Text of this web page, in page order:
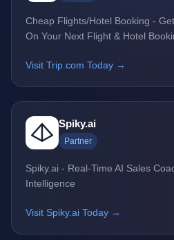
Cheap Flights/Hotel Booking -
On Your Next Flight & Hotel
Visit Trip.com Today →
Spiky.ai
Partner
Spiky.ai - Real-Time AI Sales
Intelligence
Visit Spiky.ai Today →